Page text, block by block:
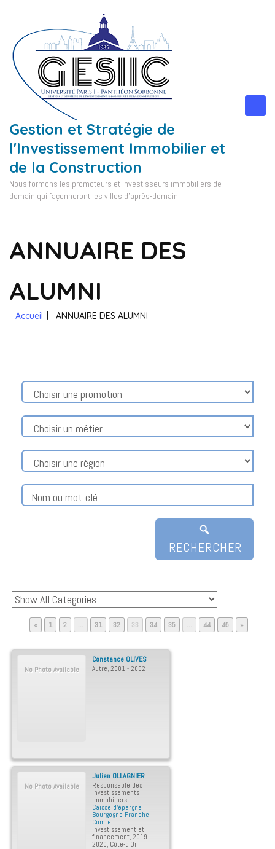
contenu
(Pressez
Entrée)
Gestion et Stratégie de
l'Investissement Immobilier et
de la Construction
Nous formons les promoteurs et investisseurs immobiliers de
demain qui façonneront les villes d'après-demain
ANNUAIRE DES
ALUMNI
Accueil ANNUAIRE DES ALUMNI
RECHERCHER
« Page
1 Page
2 … Page
31 Page
32 Page
33 Page
34 Page
35 … Page
44 Page
45 »
No Photo Available
Constance OLIVES
Autre, 2001 - 2002
No Photo Available
Julien OLLAGNIER
Responsable des
Investissements
Immobiliers
Caisse d’épargne
Bourgogne Franche-
Comté
Investissement et
financement, 2019 -
2020, Côte-d'Or